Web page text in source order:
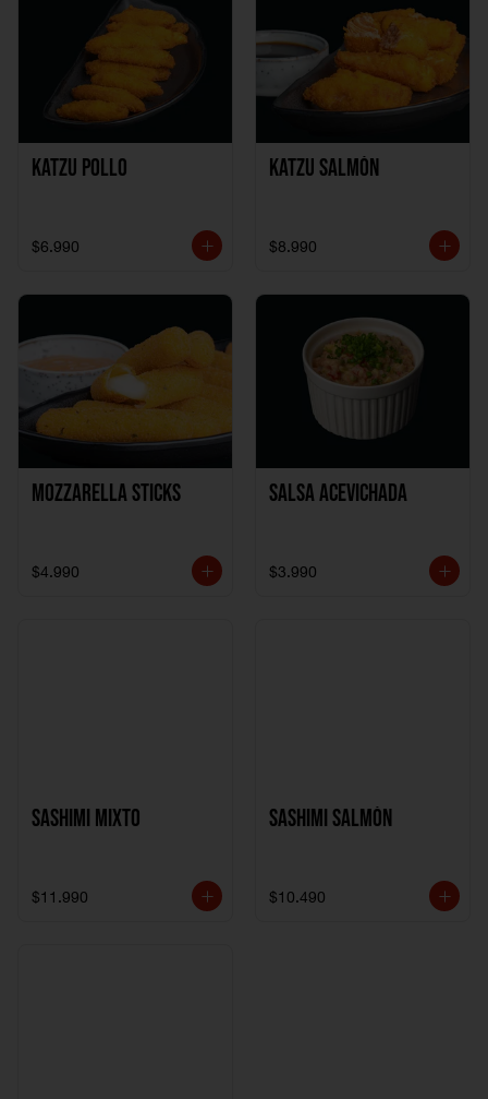
Katzu Pollo
$6.990
Katzu Salmón
$8.990
Mozzarella Sticks
$4.990
Salsa Acevichada
$3.990
Sashimi Mixto
$11.990
Sashimi Salmón
$10.490